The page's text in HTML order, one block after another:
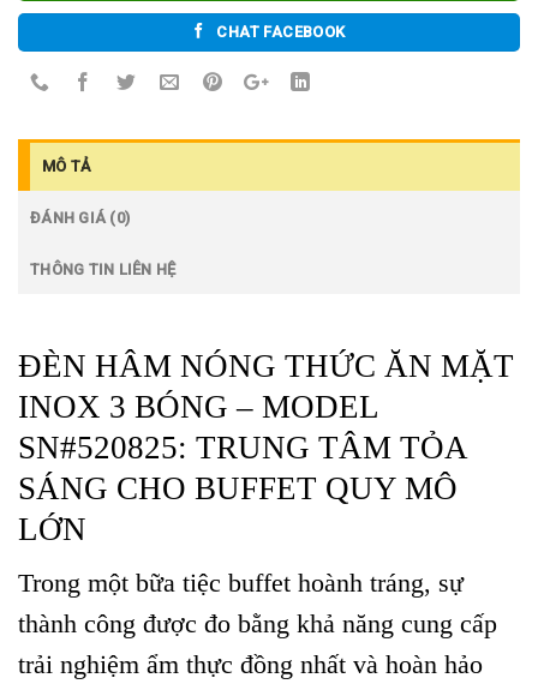
CHAT FACEBOOK
MÔ TẢ
ĐÁNH GIÁ (0)
THÔNG TIN LIÊN HỆ
ĐÈN HÂM NÓNG THỨC ĂN MẶT
INOX 3 BÓNG – MODEL
SN#520825: TRUNG TÂM TỎA
SÁNG CHO BUFFET QUY MÔ
LỚN
Trong một bữa tiệc buffet hoành tráng, sự
thành công được đo bằng khả năng cung cấp
trải nghiệm ẩm thực đồng nhất và hoàn hảo